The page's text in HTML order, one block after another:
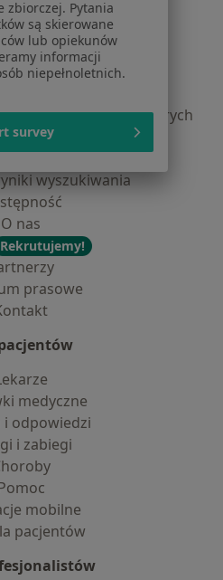
pacjentów
profesjonalistów, których
samodzielnie
cookies
wyszukiwania
O nas
Rekrutujemy!
prasowe
medyczne
i odpowiedzi
i zabiegi
mobilne
pacjentów
zbiorczej. Pytania
są skierowane
lub opiekunów
informacji
niepełnoletnich.
survey